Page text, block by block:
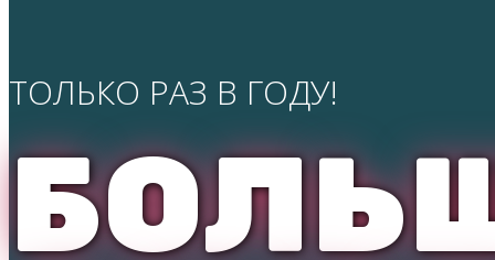
ТОЛЬКО РАЗ В ГОДУ!